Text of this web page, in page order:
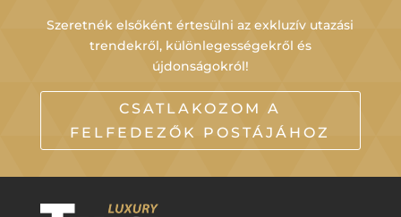
Szeretnék elsőként értesülni az exkluzív utazási
trendekről, különlegességekről és
újdonságokról!
CSATLAKOZOM A
FELFEDEZŐK POSTÁJÁHOZ